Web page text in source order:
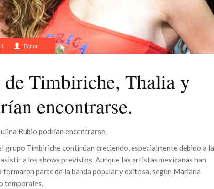
Editor
de Timbiriche, Thalia y
encontrarse.
Rubio podrían encontrarse.
grupo Timbiriche continúan creciendo, especialmente debido a la
a los shows previstos. Aunque las artistas mexicanas han
formaron parte de la banda popular y exitosa, según Mariana
temporales.